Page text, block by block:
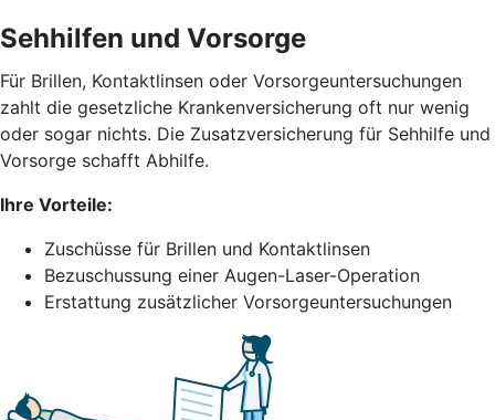
Sehhilfen und Vorsorge
Für Brillen, Kontaktlinsen oder Vorsorgeuntersuchungen
zahlt die gesetzliche Krankenversicherung oft nur wenig
oder sogar nichts. Die Zusatzversicherung für Sehhilfe und
Vorsorge schafft Abhilfe.
Ihre Vorteile:
Zuschüsse für Brillen und Kontaktlinsen
Bezuschussung einer Augen-Laser-Operation
Erstattung zusätzlicher Vorsorgeuntersuchungen